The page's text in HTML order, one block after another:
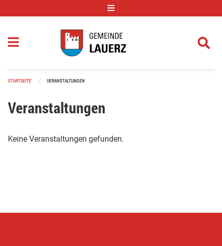
STARTSEITE VERANSTALTUNGEN
Veranstaltungen
Keine Veranstaltungen gefunden.